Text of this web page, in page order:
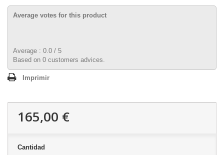
Average votes for this product
Average : 0.0 / 5
Based on 0 customers advices.
Imprimir
165,00 €
Cantidad